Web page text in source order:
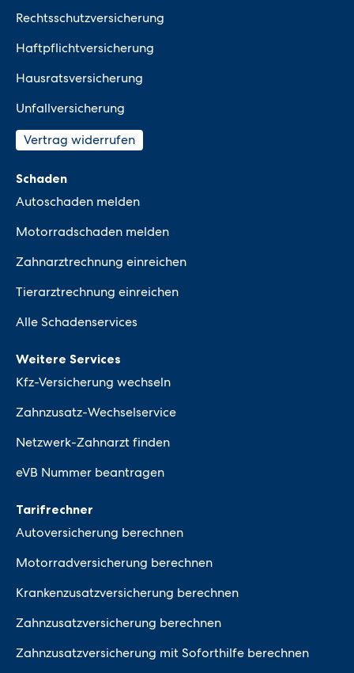
Rechtsschutzversicherung
Haftpflichtversicherung
Hausratsversicherung
Unfallversicherung
Vertrag widerrufen
Schaden
Autoschaden melden
Motorradschaden melden
Zahnarztrechnung einreichen
Tierarztrechnung einreichen
Alle Schadenservices
Weitere Services
Kfz-Versicherung wechseln
Zahnzusatz-Wechselservice
Netzwerk-Zahnarzt finden
eVB Nummer beantragen
Tarifrechner
Autoversicherung berechnen
Motorradversicherung berechnen
Krankenzusatzversicherung berechnen
Zahnzusatzversicherung berechnen
Zahnzusatzversicherung mit Soforthilfe berechnen